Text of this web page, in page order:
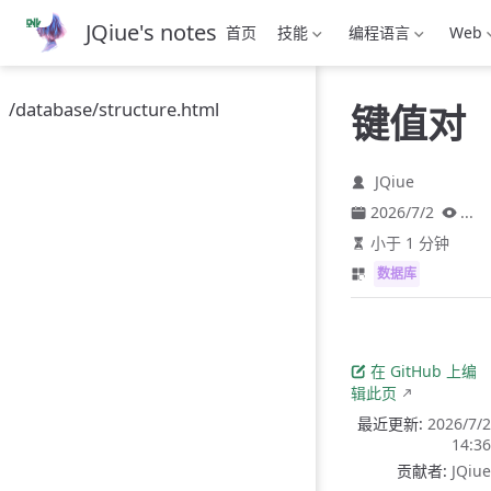
跳
主
內
JQiue's notes 首页 技能 编程语言 Web
/database/structure.html 键值对
JQiue
2026/7/2
...
小于 1 分钟
数据库
在 GitHub 上编
辑此页
最近更新: 2026/7/2
14:36
贡献者: JQiue